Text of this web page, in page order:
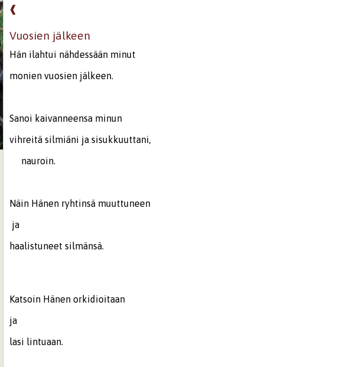
❰
Vuosien jälkeen
Hän ilahtui nähdessään minut
monien vuosien jälkeen.
Sanoi kaivanneensa minun
vihreitä silmiäni ja sisukkuuttani,
nauroin.
Näin Hänen ryhtinsä muuttuneen
ja
haalistuneet silmänsä.
Katsoin Hänen orkidioitaan
ja
lasi lintuaan.